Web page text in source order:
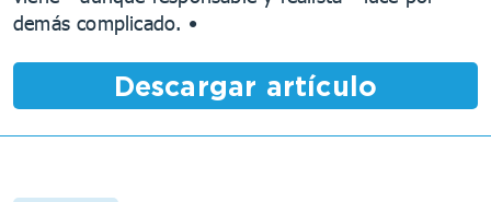
demás complicado. •
Descargar artículo